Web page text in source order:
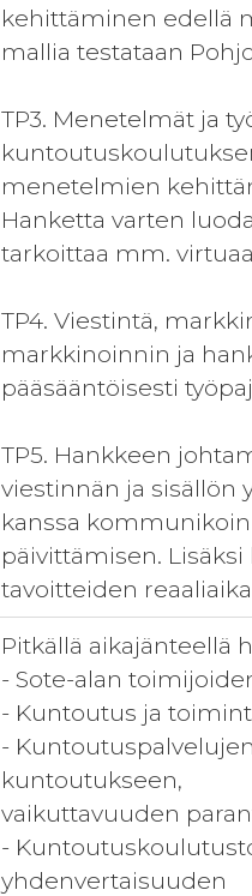
kehittäminen edellä
mallia testataan
TP3. Menetelmät ja
menetelmien
Hanketta varten
tarkoittaa mm.
TP4. Viestintä,
markkinoinnin ja
pääsääntöisesti
TP5. Hankkeen
viestinnän ja sisällön
kanssa
päivittämisen.
tavoitteiden
Pitkällä aikajänteellä
- Sote-alan
- Kuntoutus ja
-
kuntoutukseen,
vaikuttavuuden
-
yhdenvertaisuuden